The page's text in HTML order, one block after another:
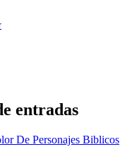
entradas
De Personajes Biblicos